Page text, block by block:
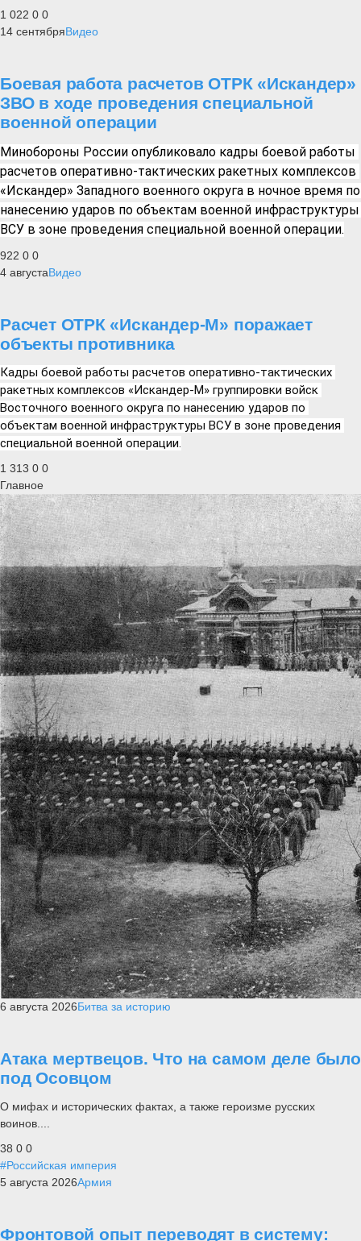
1 022 0 0
14 сентябряВидео
Боевая работа расчетов ОТРК «Искандер»
ЗВО в ходе проведения специальной
военной операции
Минобороны России опубликовало кадры боевой работы
расчетов оперативно-тактических ракетных комплексов
«Искандер» Западного военного округа в ночное время по
нанесению ударов по объектам военной инфраструктуры
ВСУ в зоне проведения специальной военной операции.
922 0 0
4 августаВидео
Расчет ОТРК «Искандер-М» поражает
объекты противника
Кадры боевой работы расчетов оперативно-тактических
ракетных комплексов «Искандер-М» группировки войск
Восточного военного округа по нанесению ударов по
объектам военной инфраструктуры ВСУ в зоне проведения
специальной военной операции.
1 313 0 0
Главное
6 августа 2026Битва за историю
Атака мертвецов. Что на самом деле было
под Осовцом
О мифах и исторических фактах, а также героизме русских
воинов....
38 0 0
#Российская империя
5 августа 2026Армия
Фронтовой опыт переводят в систему: